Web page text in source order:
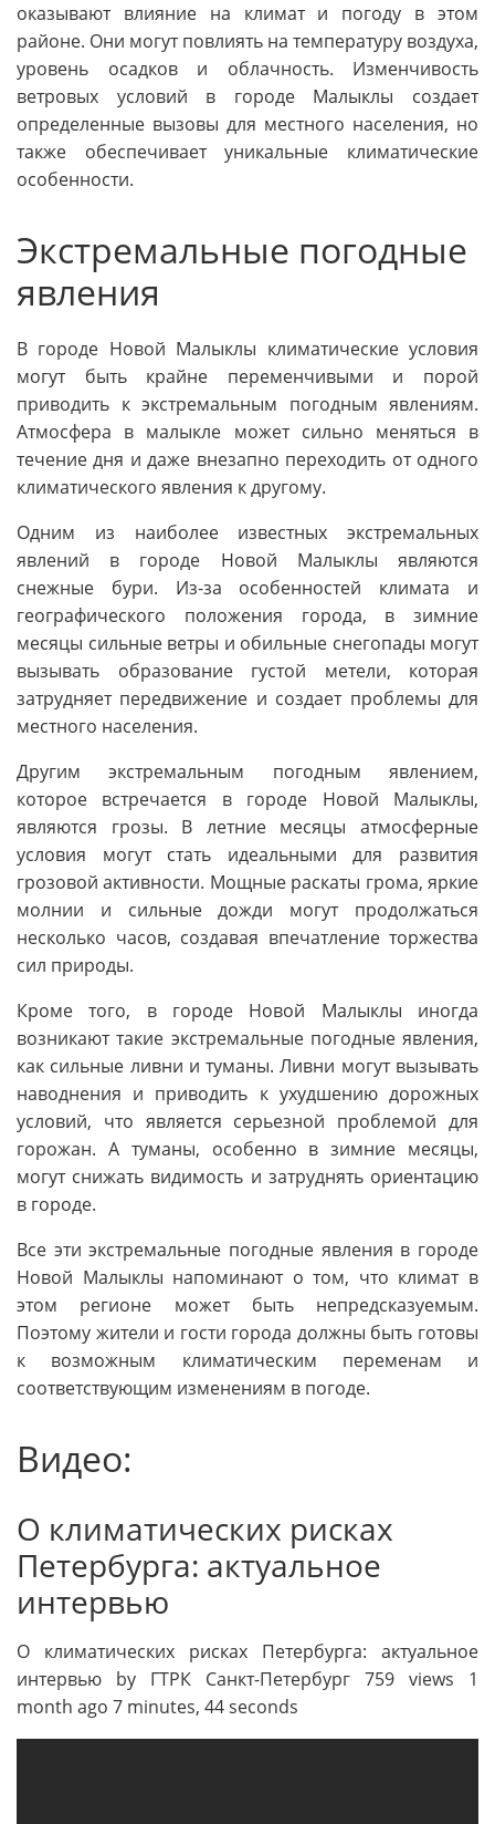
оказывают влияние на климат и погоду в этом
районе. Они могут повлиять на температуру воздуха,
уровень осадков и облачность. Изменчивость
ветровых условий в городе Малыклы создает
определенные вызовы для местного населения, но
также обеспечивает уникальные климатические
особенности.
Экстремальные погодные
явления
В городе Новой Малыклы климатические условия
могут быть крайне переменчивыми и порой
приводить к экстремальным погодным явлениям.
Атмосфера в малыкле может сильно меняться в
течение дня и даже внезапно переходить от одного
климатического явления к другому.
Одним из наиболее известных экстремальных
явлений в городе Новой Малыклы являются
снежные бури. Из-за особенностей климата и
географического положения города, в зимние
месяцы сильные ветры и обильные снегопады могут
вызывать образование густой метели, которая
затрудняет передвижение и создает проблемы для
местного населения.
Другим экстремальным погодным явлением,
которое встречается в городе Новой Малыклы,
являются грозы. В летние месяцы атмосферные
условия могут стать идеальными для развития
грозовой активности. Мощные раскаты грома, яркие
молнии и сильные дожди могут продолжаться
несколько часов, создавая впечатление торжества
сил природы.
Кроме того, в городе Новой Малыклы иногда
возникают такие экстремальные погодные явления,
как сильные ливни и туманы. Ливни могут вызывать
наводнения и приводить к ухудшению дорожных
условий, что является серьезной проблемой для
горожан. А туманы, особенно в зимние месяцы,
могут снижать видимость и затруднять ориентацию
в городе.
Все эти экстремальные погодные явления в городе
Новой Малыклы напоминают о том, что климат в
этом регионе может быть непредсказуемым.
Поэтому жители и гости города должны быть готовы
к возможным климатическим переменам и
соответствующим изменениям в погоде.
Видео:
О климатических рисках
Петербурга: актуальное
интервью
О климатических рисках Петербурга: актуальное
интервью by ГТРК Санкт-Петербург 759 views 1
month ago 7 minutes, 44 seconds